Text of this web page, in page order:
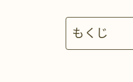
もくじ